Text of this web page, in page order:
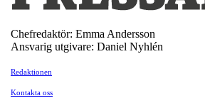
Chefredaktör: Emma Andersson
Ansvarig utgivare: Daniel Nyhlén
Redaktionen
Kontakta oss